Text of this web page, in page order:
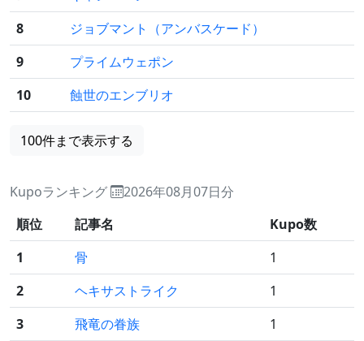
8
ジョブマント（アンバスケード）
9
プライムウェポン
10
蝕世のエンブリオ
100件まで表示する
Kupoランキング
2026年08月07日分
順位
記事名
Kupo数
1
骨
1
2
ヘキサストライク
1
3
飛竜の眷族
1